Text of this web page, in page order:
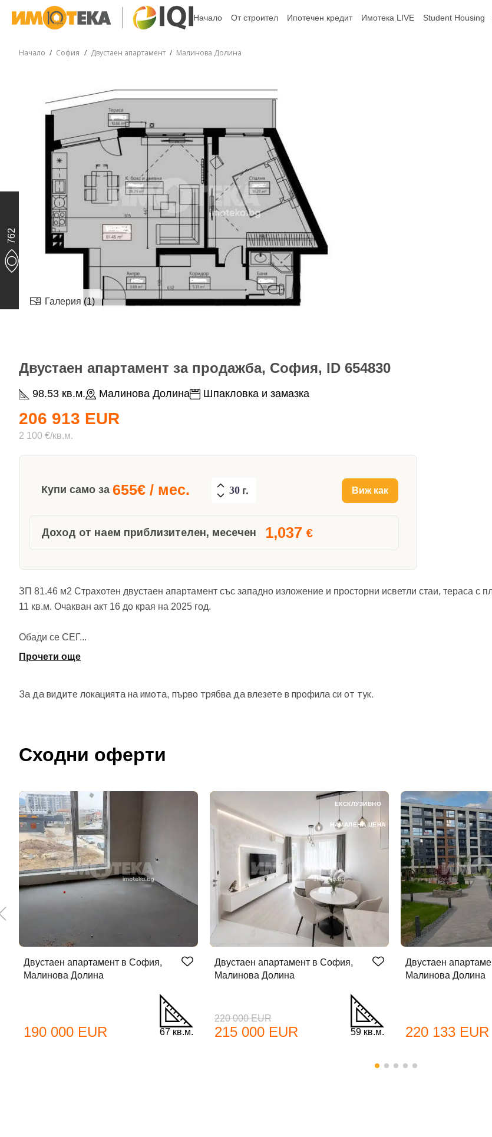
Начало От строител Ипотечен кредит Имотека LIVE Student Housing
Начало София Двустаен апартамент Малинова Долина
762
Галерия (1)
Двустаен апартамент за продажба, София, ID 654830
98.53 кв.м. Малинова Долина Шпакловка и замазка
206 913 EUR
2 100 €/кв.м.
Купи само за 655€ / мес. г. Виж как
Доход от наем приблизителен, месечен 1,037 €
ЗП 81.46 м2 Страхотен двустаен апартамент със западно изложение и просторни исветли стаи, тераса с
11 кв.м. Очакван акт 16 до края на 2025 год.
Обади се СЕГ...
Прочети още
За да видите локацията на имота, първо трябва да влезете в профила си от тук.
Сходни оферти
Двустаен апартамент в София,
Малинова Долина
190 000 EUR 67 кв.м.
Двустаен апартамент в София,
Малинова Долина
220 000 EUR
215 000 EUR 59 кв.м.
ЕКСКЛУЗИВНО
НАМАЛЕНА ЦЕНА
Двустаен
Малинова Долина
220 133 EUR